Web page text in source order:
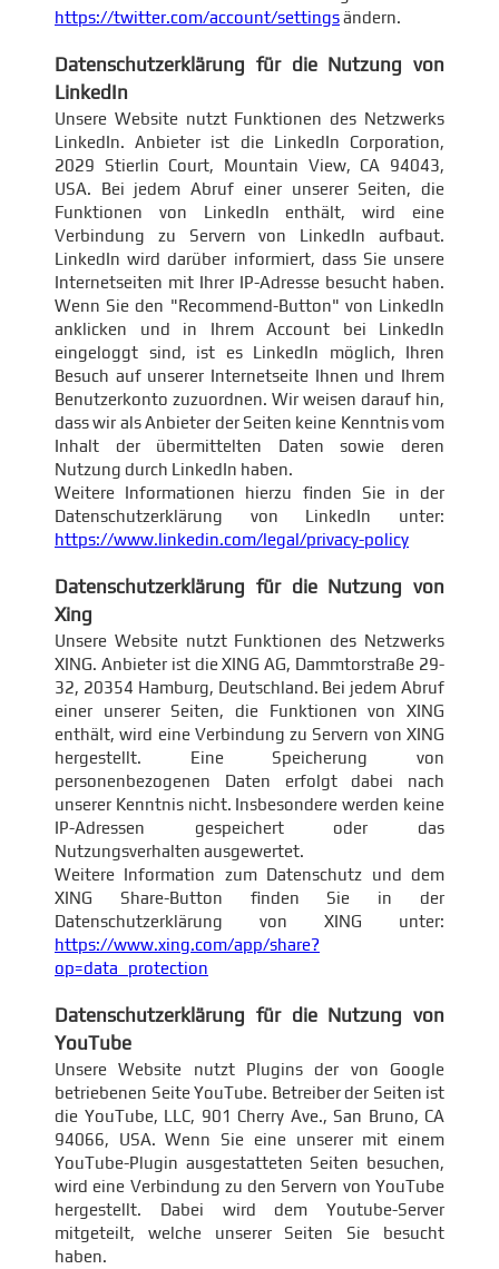
https://twitter.com/account/settingsändern.
Datenschutzerklärung für die Nutzung von
LinkedIn
Unsere Website nutzt Funktionen des Netzwerks
LinkedIn. Anbieter ist die LinkedIn Corporation,
2029 Stierlin Court, Mountain View, CA 94043,
USA. Bei jedem Abruf einer unserer Seiten, die
Funktionen von LinkedIn enthält, wird eine
Verbindung zu Servern von LinkedIn aufbaut.
LinkedIn wird darüber informiert, dass Sie unsere
Internetseiten mit Ihrer IP-Adresse besucht haben.
Wenn Sie den "Recommend-Button" von LinkedIn
anklicken und in Ihrem Account bei LinkedIn
eingeloggt sind, ist es LinkedIn möglich, Ihren
Besuch auf unserer Internetseite Ihnen und Ihrem
Benutzerkonto zuzuordnen. Wir weisen darauf hin,
dass wir als Anbieter der Seiten keine Kenntnis vom
Inhalt der übermittelten Daten sowie deren
Nutzung durch LinkedIn haben.
Weitere Informationen hierzu finden Sie in der
Datenschutzerklärung von LinkedIn unter:
https://www.linkedin.com/legal/privacy-policy
Datenschutzerklärung für die Nutzung von
Xing
Unsere Website nutzt Funktionen des Netzwerks
XING. Anbieter ist die XING AG, Dammtorstraße 29-
32, 20354 Hamburg, Deutschland. Bei jedem Abruf
einer unserer Seiten, die Funktionen von XING
enthält, wird eine Verbindung zu Servern von XING
hergestellt. Eine Speicherung von
personenbezogenen Daten erfolgt dabei nach
unserer Kenntnis nicht. Insbesondere werden keine
IP-Adressen gespeichert oder das
Nutzungsverhalten ausgewertet.
Weitere Information zum Datenschutz und dem
XING Share-Button finden Sie in der
Datenschutzerklärung von XING unter:
https://www.xing.com/app/share?
op=data_protection
Datenschutzerklärung für die Nutzung von
YouTube
Unsere Website nutzt Plugins der von Google
betriebenen Seite YouTube. Betreiber der Seiten ist
die YouTube, LLC, 901 Cherry Ave., San Bruno, CA
94066, USA. Wenn Sie eine unserer mit einem
YouTube-Plugin ausgestatteten Seiten besuchen,
wird eine Verbindung zu den Servern von YouTube
hergestellt. Dabei wird dem Youtube-Server
mitgeteilt, welche unserer Seiten Sie besucht
haben.